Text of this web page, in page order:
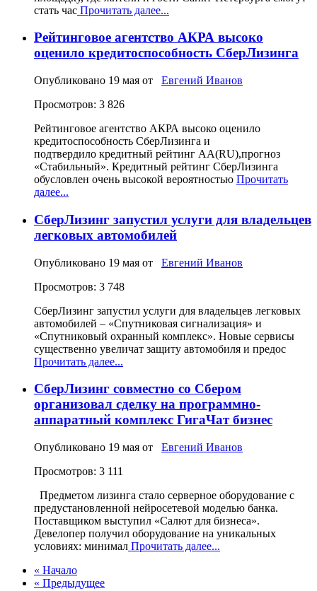
стать час Прочитать далее...
Рейтинговое агентство АКРА высоко
оценило кредитоспособность СберЛизинга
Опубликовано 19 мая от Евгений Иванов
Просмотров: 3 826
Рейтинговое агентство АКРА высоко оценило
кредитоспособность СберЛизинга и
подтвердило кредитный рейтинг АА(RU),прогноз
«Стабильный». Кредитный рейтинг СберЛизинга
обусловлен очень высокой вероятностью Прочитать
далее...
СберЛизинг запустил услуги для владельцев
легковых автомобилей
Опубликовано 19 мая от Евгений Иванов
Просмотров: 3 748
СберЛизинг запустил услуги для владельцев легковых
автомобилей – «Спутниковая сигнализация» и
«Спутниковый охранный комплекс». Новые сервисы
существенно увеличат защиту автомобиля и предос
Прочитать далее...
СберЛизинг совместно со Сбером
организовал сделку на программно-
аппаратный комплекс ГигаЧат бизнес
Опубликовано 19 мая от Евгений Иванов
Просмотров: 3 111
Предметом лизинга стало серверное оборудование с
предустановленной нейросетевой моделью банка.
Поставщиком выступил «Салют для бизнеса».
Девелопер получил оборудование на уникальных
условиях: минимал Прочитать далее...
« Начало
« Предыдущее